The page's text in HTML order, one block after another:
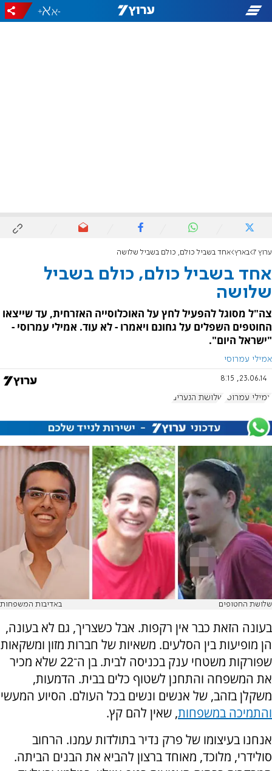
-
+
ערוץ 7 בארץ אחד בשביל כולם, כולם בשביל שלושה
אחד בשביל כולם, כולם בשביל
שלושה
​צה"ל מסוגל להפעיל לחץ על האוכלוסייה האזרחית, עד שייצאו
החוטפים השפלים על גחונם ויאמרו - לא עוד. אמילי עמרוסי -
"ישראל היום".
אמילי עמרוסי
23.06.14, 8:15
אמילי עמרוסי שלושת הנערים
שלושת החטופים באדיבות המשפחות
בעונה הזאת כבר אין רקפות. אבל כשצריך, גם לא בעונה,
הן מופיעות בין הסלעים. משאיות של חברות מזון ומשקאות
שפורקות משטחי ענק בכניסה לבית. בן ה־22 שלא מכיר
את המשפחה והתחנן לשטוף כלים בבית. הדמעות,
משקלן בזהב, של אנשים ונשים בכל העולם. הסיוע המעשי
והתמיכה במשפחות, שאין להם קץ.
אנחנו בעיצומו של פרק נדיר בתולדות עמנו. הרחוב
סולידרי, מלוכד, מאוחד ברצון להביא את הבנים הביתה.